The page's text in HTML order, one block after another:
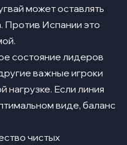
может оставлять
Против Испании это
состояние лидеров
важные игроки
нагрузке. Если линия
виде, баланс
чистых